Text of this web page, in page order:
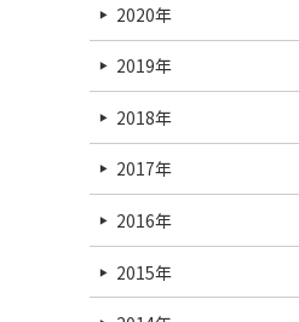
2020年
2019年
2018年
2017年
2016年
2015年